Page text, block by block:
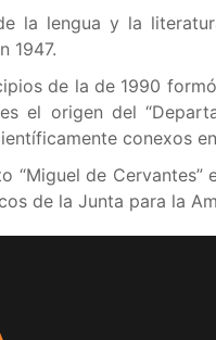
la lengua y la
1947.
de la de 1990
el origen del
conexos
“Miguel de
de la Junta para la